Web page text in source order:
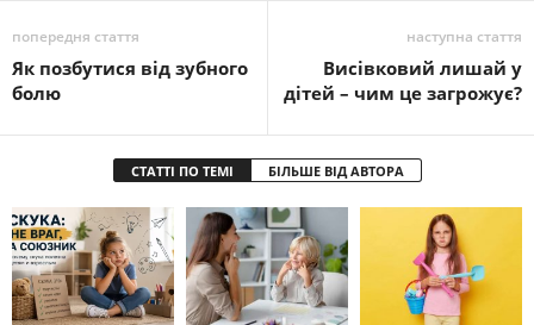
попередня стаття
Як позбутися від зубного
болю
наступна стаття
Висівковий лишай у
дітей – чим це загрожує?
СТАТТІ ПО ТЕМІ БІЛЬШЕ ВІД АВТОРА